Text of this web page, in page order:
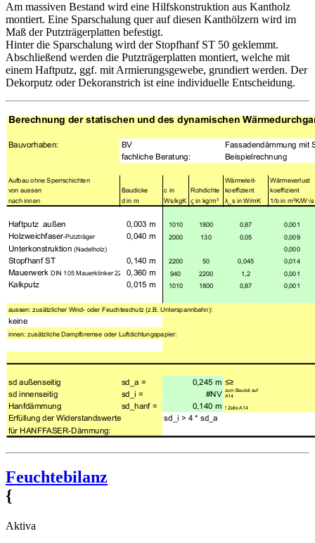
Am massiven Bestand wird eine Hilfskonstruktion aus Kantholz
montiert. Eine Sparschalung quer auf diesen Kanthölzern wird im
Maß der Putzträgerplatten befestigt.
Hinter die Sparschalung wird der Stopfhanf ST 50 geklemmt.
Abschließend werden die Putzträgerplatten montiert, welche mit
einem Haftputz, ggf. mit Armierungsgewebe, grundiert werden. Der
Dekorputz oder Dekoranstrich ist eine individuelle Entscheidung.
Feuchtebilanz
{
Aktiva